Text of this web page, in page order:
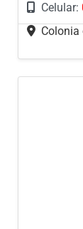
Celular:
Colonia